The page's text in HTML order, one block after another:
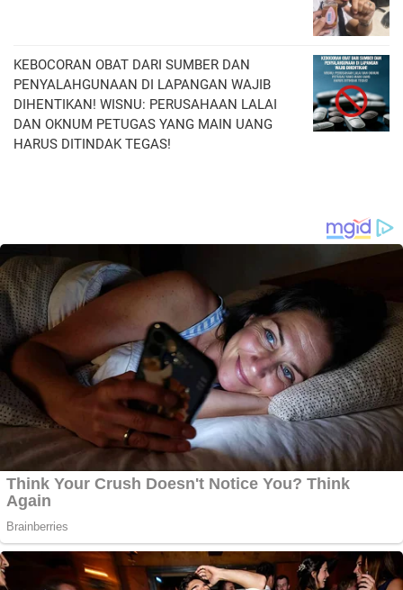
KEBOCORAN OBAT DARI SUMBER DAN
PENYALAHGUNAAN DI LAPANGAN WAJIB
DIHENTIKAN! WISNU: PERUSAHAAN LALAI
DAN OKNUM PETUGAS YANG MAIN UANG
HARUS DITINDAK TEGAS!